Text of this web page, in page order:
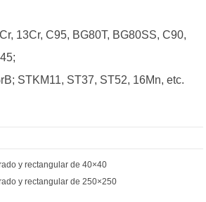
13Cr, C95, BG80T, BG80SS, C90,
STKM11, ST37, ST52, 16Mn, etc.
y rectangular de 40×40
y rectangular de 250×250